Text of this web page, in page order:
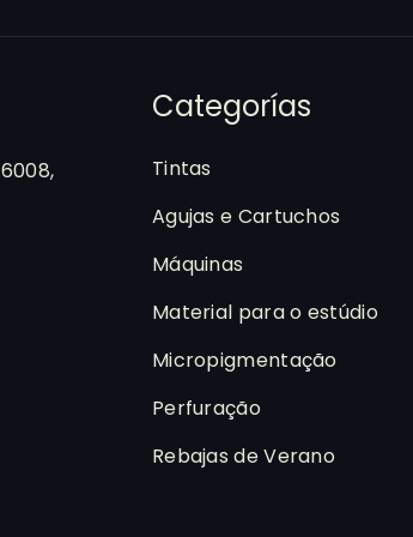
Categorías
Tintas
Agujas e Cartuchos
Máquinas
Material para o estúdio
Micropigmentação
Perfuração
Rebajas de Verano